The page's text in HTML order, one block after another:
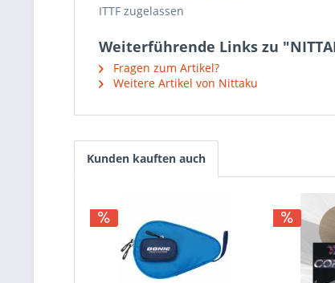
ITTF zugelassen
Weiterführende Links zu
Fragen zum Artikel?
Weitere Artikel von Nittaku
Kunden kauften auch